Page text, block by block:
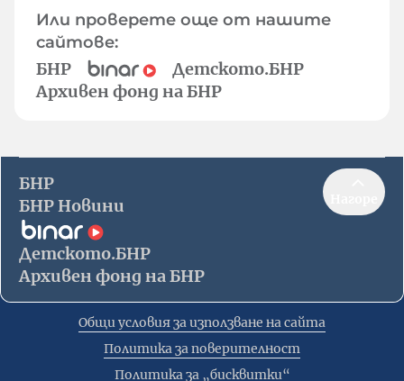
Или проверете още от нашите
сайтове:
БНР
Детското.БНР
Архивен фонд на БНР
БНР
БНР Новини
Детското.БНР
Архивен фонд на БНР
Общи условия за използване на сайта
Политика за поверителност
Политика за „бисквитки“